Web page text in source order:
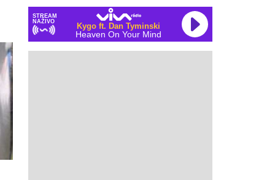
STREAM
NAŽIVO
Kygo ft. Dan Tyminski
Heaven On Your Mind